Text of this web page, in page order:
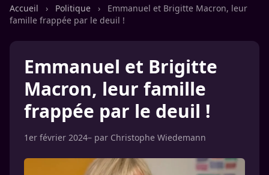
Accueil › Politique ›
Emmanuel et Brigitte Macron, leur
famille frappée par le deuil !
Emmanuel et Brigitte
Macron, leur famille
frappée par le deuil !
1er février 2024– par Christophe Wiedemann